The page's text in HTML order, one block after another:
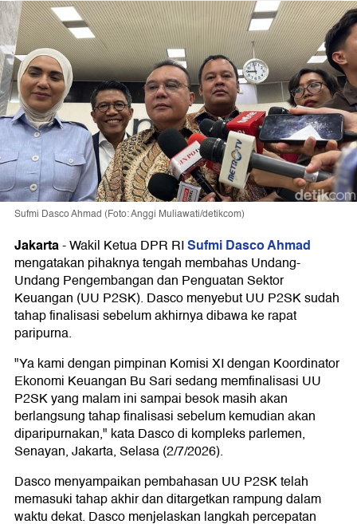
Sufmi Dasco Ahmad (Foto: Anggi Muliawati/detikcom)
Jakarta-Wakil Ketua DPR RISufmi Dasco Ahmad
mengatakan pihaknya tengah membahas Undang-
Undang Pengembangan dan Penguatan Sektor
Keuangan (UU P2SK). Dasco menyebut UU P2SK sudah
tahap finalisasi sebelum akhirnya dibawa ke rapat
paripurna.
"Ya kami dengan pimpinan Komisi XI dengan Koordinator
Ekonomi Keuangan Bu Sari sedang memfinalisasi UU
P2SK yang malam ini sampai besok masih akan
berlangsung tahap finalisasi sebelum kemudian akan
diparipurnakan," kata Dasco di kompleks parlemen,
Senayan, Jakarta, Selasa (2/7/2026).
Dasco menyampaikan pembahasan UU P2SK telah
memasuki tahap akhir dan ditargetkan rampung dalam
waktu dekat. Dasco menjelaskan langkah percepatan